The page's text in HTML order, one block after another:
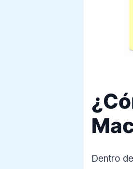
Dentro